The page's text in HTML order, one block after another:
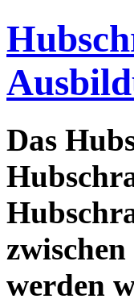
Das
werden